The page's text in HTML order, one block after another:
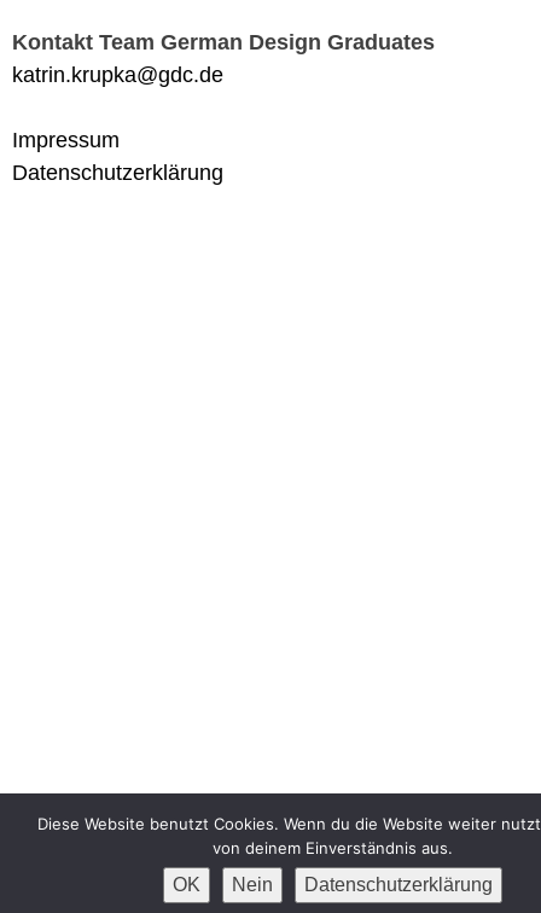
Kontakt Team German Design Graduates
katrin.krupka@gdc.de
Impressum
Datenschutzerklärung
Diese Website benutzt Cookies. Wenn du die Website weiter
von deinem Einverständnis aus.
OK Nein Datenschutzerklärung